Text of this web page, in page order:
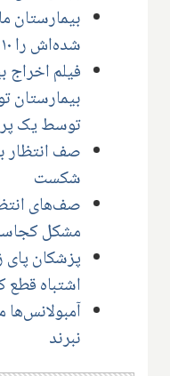
بیمارستان
شده‌اش را ۱۰ ساعت منتظر گذاشت
فیلم اخراج
بیمارستان
توسط یک
صف انتظار
شکست
صف‌های
مشکل
پزشکان
اشتباه قطع
آمبولانس‌ها
نبرند